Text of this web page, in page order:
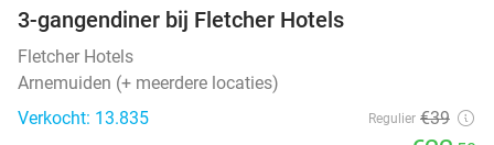
3-gangendiner bij Fletcher Hotels
Fletcher Hotels
Arnemuiden (+ meerdere locaties)
Verkocht: 13.835
Regulier €39